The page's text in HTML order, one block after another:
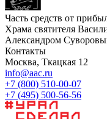
Часть средств от
Храма святителя
Александром
Контакты
Москва, Ткацкая 12
info@aac.ru
+7 (800) 510-00-07
+7 (495) 500-56-56